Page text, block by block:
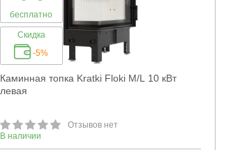
бесплатно
Скидка
-5%
Каминная топка Kratki Floki M/L 10 кВт
левая
Отзывов нет
В наличии